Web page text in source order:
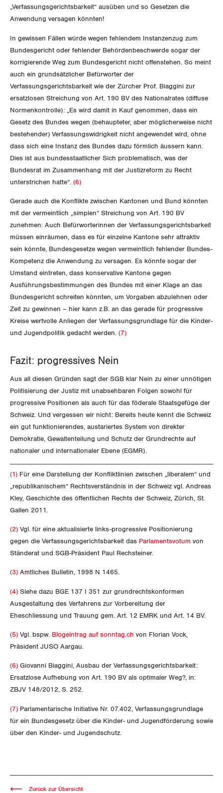
„Verfassungsgerichtsbarkeit“ ausüben und so Gesetzen die
Anwendung versagen könnten!
In gewissen Fällen würde wegen fehlendem Instanzenzug zum
Bundesgericht oder fehlender Behördenbeschwerde sogar der
korrigierende Weg zum Bundesgericht nicht offenstehen. So meint
auch ein grundsätzlicher Befürworter der
Verfassungsgerichtsbarkeit wie der Zürcher Prof. Biaggini zur
ersatzlosen Streichung von Art. 190 BV des Nationalrates (diffuse
Normenkontrolle): „Es wird damit in Kauf genommen, dass ein
Gesetz des Bundes wegen (behaupteter, aber möglicherweise nicht
bestehender) Verfassungswidrigkeit nicht angewendet wird, ohne
dass sich eine Instanz des Bundes dazu förmlich äussern kann.
Dies ist aus bundesstaatlicher Sich problematisch, was der
Bundesrat im Zusammenhang mit der Justizreform zu Recht
unterstrichen hatte“. (6)
Gerade auch die Konflikte zwischen Kantonen und Bund könnten
mit der vermeintlich „simplen“ Streichung von Art. 190 BV
zunehmen: Auch Befürworterinnen der Verfassungsgerichtsbarkeit
müssen einräumen, dass es für einzelne Kantone sehr attraktiv
sein könnte, Bundesgesetze wegen vermeintlich fehlender Bundes-
Kompetenz die Anwendung zu versagen. Es könnte sogar der
Umstand eintreten, dass konservative Kantone gegen
Ausführungsbestimmungen des Bundes mit einer Klage an das
Bundesgericht schreiten könnten, um Vorgaben abzulehnen oder
Zeit zu gewinnen – hier kann z.B. an das gerade für progressive
Kreise wertvolle Anliegen der Verfassungsgrundlage für die Kinder-
und Jugendpolitik gedacht werden. (7)
Fazit: progressives Nein
Aus all diesen Gründen sagt der SGB klar Nein zu einer unnötigen
Politisierung der Justiz mit unabsehbaren Folgen sowohl für
progressive Positionen als auch für das föderale Staatsgefüge der
Schweiz. Und vergessen wir nicht: Bereits heute kennt die Schweiz
ein gut funktionierendes, austariertes System von direkter
Demokratie, Gewaltenteilung und Schutz der Grundrechte auf
nationaler und internationaler Ebene (EGMR).
(1) Für eine Darstellung der Konfliktlinien zwischen „liberalem“ und
„republikanischem“ Rechtsverständnis in der Schweiz vgl. Andreas
Kley, Geschichte des öffentlichen Rechts der Schweiz, Zürich, St.
Gallen 2011.
(2) Vgl. für eine aktualisierte links-progressive Positionierung
gegen die Verfassungsgerichtsbarkeit das Parlamentsvotum von
Ständerat und SGB-Präsident Paul Rechsteiner.
(3) Amtliches Bulletin, 1998 N 1465.
(4) Siehe dazu BGE 137 I 351 zur grundrechtskonformen
Ausgestaltung des Verfahrens zur Vorbereitung der
Eheschliessung und Trauung gem. Art. 12 EMRK und Art. 14 BV.
(5) Vgl. bspw. Blogeintrag auf sonntag.ch von Florian Vock,
Präsident JUSO Aargau.
(6) Giovanni Biaggini, Ausbau der Verfassungsgerichtsbarkeit:
Ersatzlose Aufhebung von Art. 190 BV als optimaler Weg?, in:
ZBJV 148/2012, S. 252.
(7) Parlamentarische Initiative Nr. 07.402, Verfassungsgrundlage
für ein Bundesgesetz über die Kinder- und Jugendförderung sowie
über den Kinder- und Jugendschutz.
Zurück zur Übersicht